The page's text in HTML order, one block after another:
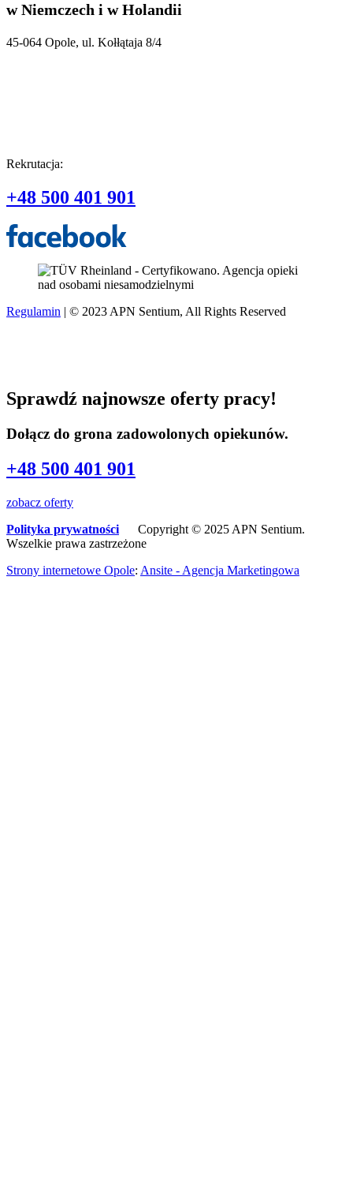
w Niemczech i w Holandii
45-064 Opole, ul. Kołłątaja 8/4
Rekrutacja:
+48 500 401 901
Regulamin | © 2023 APN Sentium, All Rights Reserved
Sprawdź najnowsze oferty pracy!
Dołącz do grona zadowolonych opiekunów.
+48 500 401 901
zobacz oferty
Polityka prywatności
Copyright © 2025 APN Sentium.
Wszelkie prawa zastrzeżone
Strony internetowe Opole: Ansite - Agencja Marketingowa